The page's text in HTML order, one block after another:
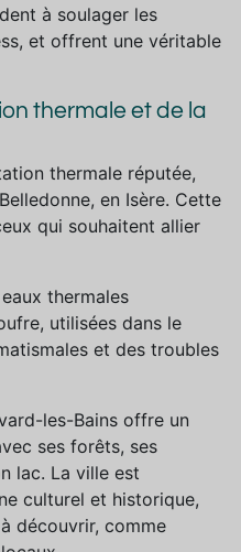
à soulager les
et offrent une véritable
thermale et de la
thermale réputée,
en Isère. Cette
qui souhaitent allier
thermales
utilisées dans le
et des troubles
les-Bains offre un
ses forêts, ses
lac. La ville est
culturel et historique,
découvrir, comme